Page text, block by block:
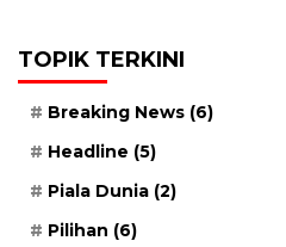
TOPIK TERKINI
Breaking News (6)
Headline (5)
Piala Dunia (2)
Pilihan (6)